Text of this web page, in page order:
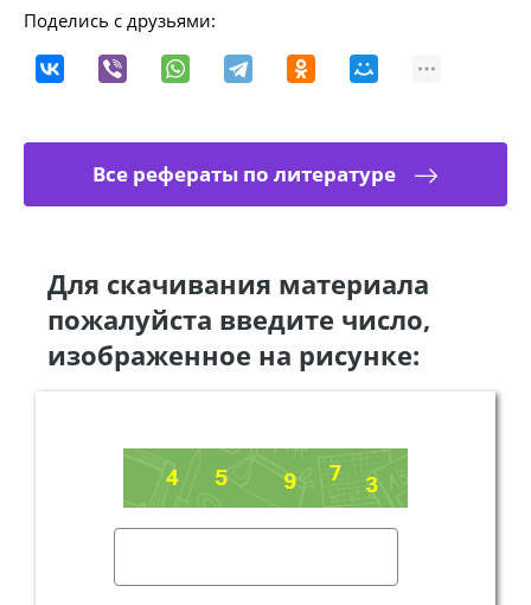
Поделись с друзьями:
Все рефераты по литературе
Для скачивания материала
пожалуйста введите число,
изображенное на рисунке: